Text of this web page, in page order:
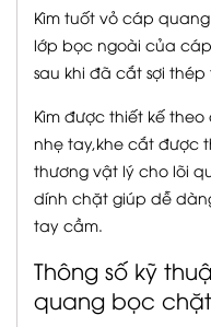
Kìm tuốt vỏ cáp
lớp bọc ngoài của
sau khi đã cắt sợi thép
Kìm được thiết kế
nhẹ tay,khe cắt được
thương vật lý cho lõi
dính chặt giúp dễ
tay cầm.
Thông số kỹ
quang bọc chặt